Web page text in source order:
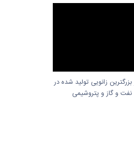
زانویی تولید شده در
و گاز و پتروشیمی